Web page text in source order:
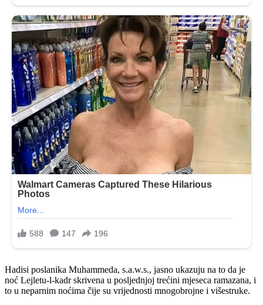
Hadisi poslanika Muhammeda, s.a.w.s., jasno ukazuju na to da je
noć Lejletu-l-kadr skrivena u posljednjoj trećini mjeseca ramazana, i
to u neparnim noćima čije su vrijednosti mnogobrojne i višestruke.